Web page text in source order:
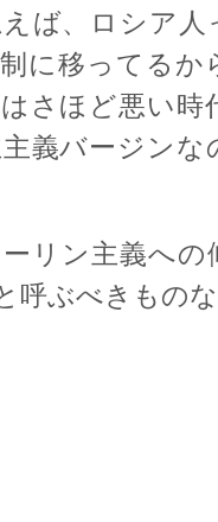
ば、ロシア人
に移ってるか
さほど悪い時
義バージンな
リン主義への
呼ぶべきもの